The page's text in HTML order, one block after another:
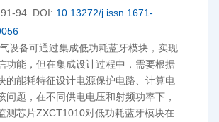
94. DOI: 10.13272/j.issn.1671-
设备可通过集成低功耗蓝牙模块，实现
功能，但在集成设计过程中，需要根据
的能耗特征设计电源保护电路、计算电
问题，在不同供电电压和射频功率下，
测芯片ZXCT1010对低功耗蓝牙模块在